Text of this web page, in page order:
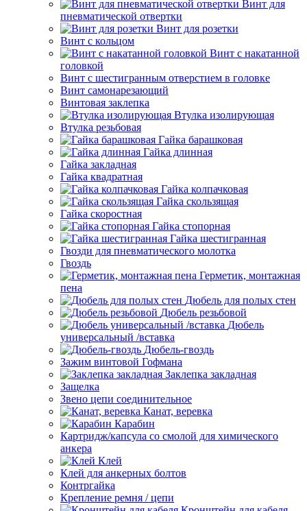
Винт для
пневматической отвертки
Винт для розетки
Винт с кольцом
Винт с накатанной
головкой
Винт с шестигранным отверстием в головке
Винт самонарезающий
Винтовая заклепка
Втулка изолирующая
Втулка резьбовая
Гайка барашковая
Гайка длинная
Гайка закладная
Гайка квадратная
Гайка колпачковая
Гайка скользящая
Гайка скоростная
Гайка стопорная
Гайка шестигранная
Гвозди для пневматического молотка
Гвоздь
Герметик, монтажная
пена
Дюбель для полых стен
Дюбель резьбовой
Дюбель
универсальный /вставка
Дюбель-гвоздь
Зажим винтовой Гофмана
Заклепка закладная
Защелка
Звено цепи соединительное
Канат, веревка
Карабин
Картридж/капсула со смолой для химического
анкера
Клей
Клей для анкерных болтов
Контргайка
Крепление ремня / цепи